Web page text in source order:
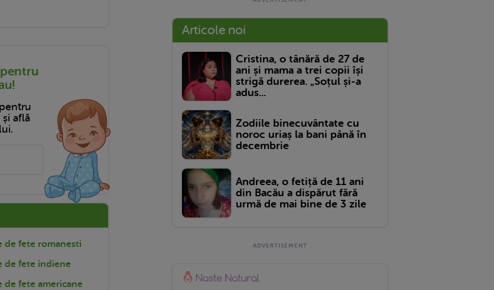
află
de fete romanesti
de fete indiene
de fete americane
Articole noi
Cristina, o tânără de 27 de
ani și mama a trei copii își
strigă durerea. „Soțul și-a
adus...
Zodiile binecuvântate cu
noroc uriaș la bani până în
decembrie
Andreea, o fetiță de 11 ani
din Bacău a dispărut fără
urmă de mai bine de 3 zile